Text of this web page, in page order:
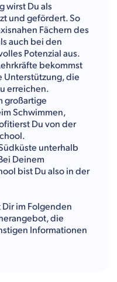
wirst Du als
und gefördert. So
Fächern des
auch bei den
Potenzial aus.
bekommst
Unterstützung, die
erreichen.
großartige
Schwimmen,
Du von der
unterhalb
Deinem
bist Du also in der
im Folgenden
die
Informationen